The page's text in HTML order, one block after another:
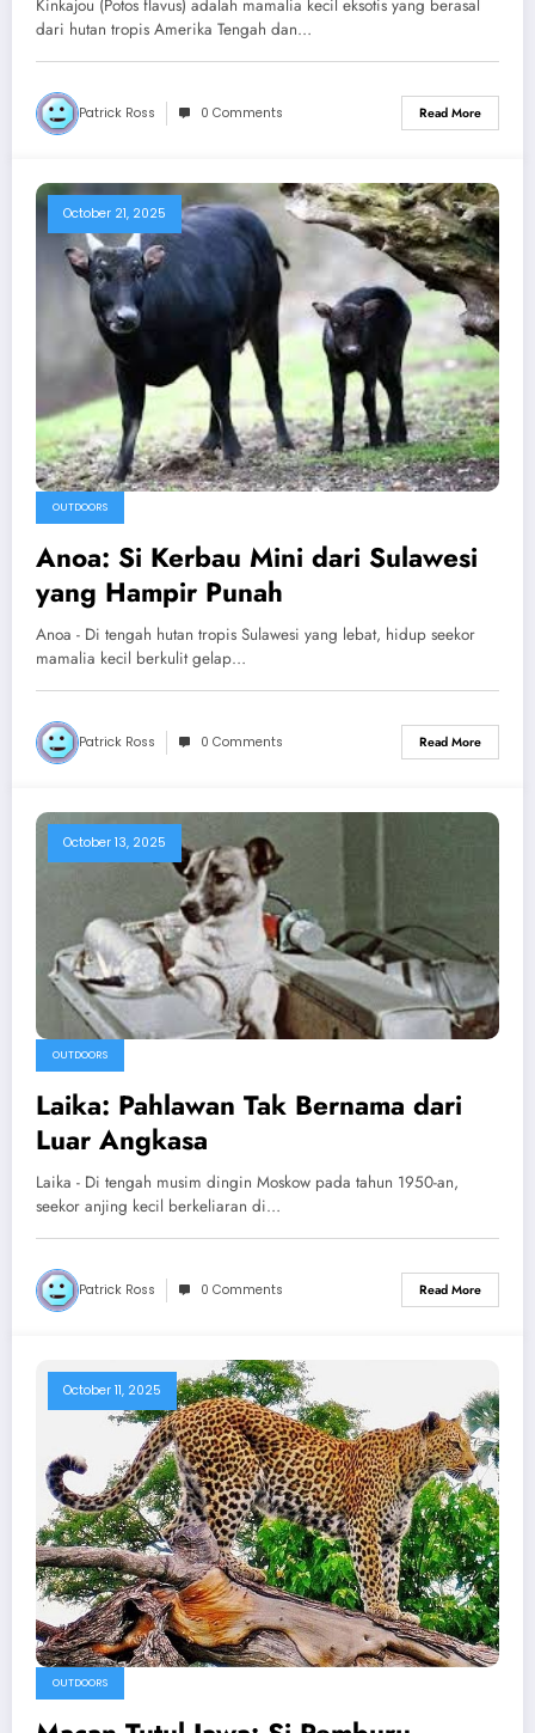
Kinkajou (Potos flavus) adalah mamalia kecil eksotis yang berasal
dari hutan tropis Amerika Tengah dan…
Patrick Ross 0 Comments Read More
October 21, 2025
OUTDOORS
Anoa: Si Kerbau Mini dari Sulawesi
yang Hampir Punah
Anoa - Di tengah hutan tropis Sulawesi yang lebat, hidup seekor
mamalia kecil berkulit gelap…
Patrick Ross 0 Comments Read More
October 13, 2025
OUTDOORS
Laika: Pahlawan Tak Bernama dari
Luar Angkasa
Laika - Di tengah musim dingin Moskow pada tahun 1950-an,
seekor anjing kecil berkeliaran di…
Patrick Ross 0 Comments Read More
October 11, 2025
OUTDOORS